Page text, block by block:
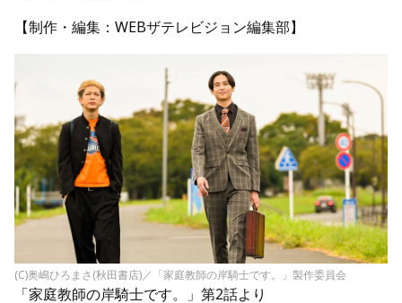
【制作・編集：WEBザテレビジョン編集部】
(C)奥嶋ひろまさ(秋田書店)／「家庭教師の岸騎士です。」製作委員会
「家庭教師の岸騎士です。」第2話より